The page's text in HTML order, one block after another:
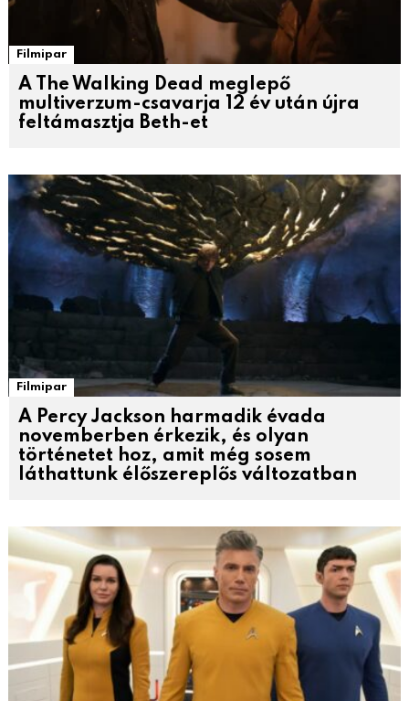
Filmipar
A The Walking Dead meglepő
multiverzum-csavarja 12 év után újra
feltámasztja Beth-et
Filmipar
A Percy Jackson harmadik évada
novemberben érkezik, és olyan
történetet hoz, amit még sosem
láthattunk élőszereplős változatban